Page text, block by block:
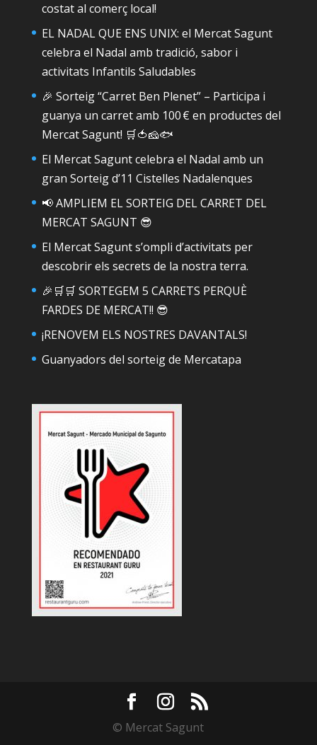
costat al comerç local!
EL NADAL QUE ENS UNIX: el Mercat Sagunt
celebra el Nadal amb tradició, sabor i
activitats Infantils Saludables
🎉 Sorteig “Carret Ben Plenet” – Participa i
guanya un carret amb 100 € en productes del
Mercat Sagunt! 🛒🍅🧀🐟
El Mercat Sagunt celebra el Nadal amb un
gran Sorteig d’11 Cistelles Nadalenques
📢 AMPLIEM EL SORTEIG DEL CARRET DEL
MERCAT SAGUNT 😎
El Mercat Sagunt s’ompli d’activitats per
descobrir els secrets de la nostra terra.
🎉🛒🛒 SORTEGEM 5 CARRETS PERQUÈ
FARDES DE MERCAT!! 😎
¡RENOVEM ELS NOSTRES DAVANTALS!
Guanyadors del sorteig de Mercatapa
© Mercat Sagunt